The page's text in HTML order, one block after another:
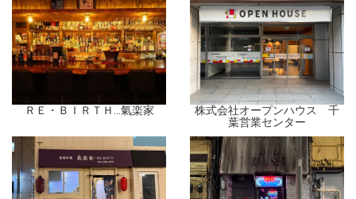
ＲＥ・ＢＩＲＴＨ…氣楽家
株式会社オープンハウス 千
葉営業センター